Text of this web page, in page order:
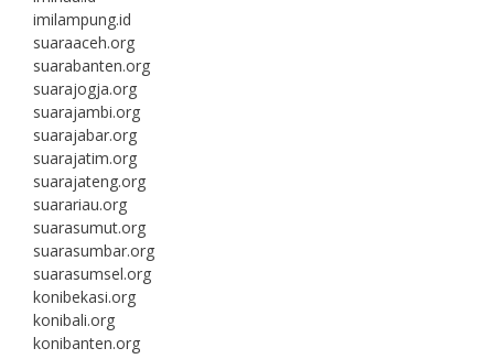
imilampung.id
suaraaceh.org
suarabanten.org
suarajogja.org
suarajambi.org
suarajabar.org
suarajatim.org
suarajateng.org
suarariau.org
suarasumut.org
suarasumbar.org
suarasumsel.org
konibekasi.org
konibali.org
konibanten.org